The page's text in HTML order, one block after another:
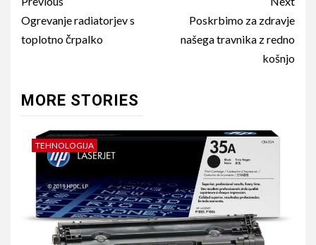
Reading
Ogrevanje radiatorjev s
toplotno črpalko
Poskrbimo za zdravje
našega travnika z redno
košnjo
MORE STORIES
TEHNOLOGIJA